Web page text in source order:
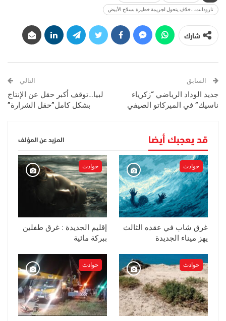
تارودانت...خلاف يتحول لجريمة خطيرة بسلاح الأبيض
شارك
السابق
جديد الوداد الرياضي “زكرياء
ناسيك” في الميركاتو الصيفي
التالي
لبيا…توقف أكبر حقل عن الإنتاج
بشكل كامل”حقل الشرارة”
قد يعجبك أيضا المزيد عن المؤلف
حوادث
غرق شاب في عقده الثالث
يهز ميناء الجديدة
حوادث
إقليم الجديدة : غرق طفلين
ببركة مائية
حوادث حوادث